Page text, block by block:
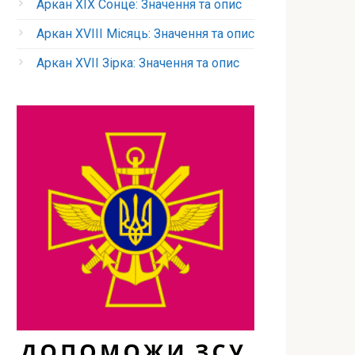
Аркан XIX Сонце: Значення та опис
Аркан XVIII Місяць: Значення та опис
Аркан XVII Зірка: Значення та опис